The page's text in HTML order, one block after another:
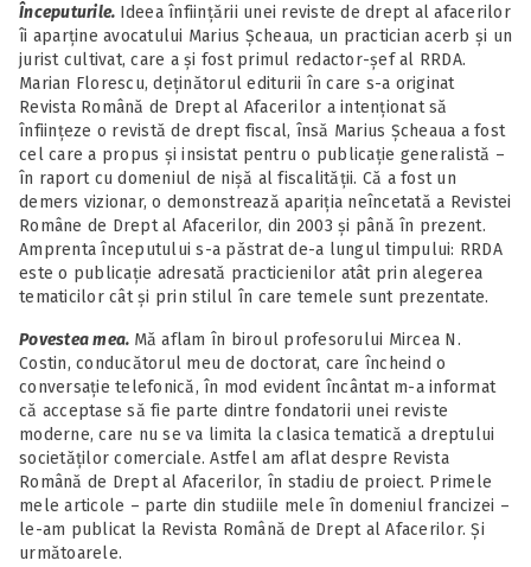
Începuturile. Ideea înființării unei reviste de drept al afacerilor
îi aparține avocatului Marius Șcheaua, un practician acerb și un
jurist cultivat, care a și fost primul redactor-șef al RRDA.
Marian Florescu, deținătorul editurii în care s-a originat
Revista Română de Drept al Afacerilor a intenționat să
înființeze o revistă de drept fiscal, însă Marius Șcheaua a fost
cel care a propus și insistat pentru o publicație generalistă –
în raport cu domeniul de nișă al fiscalității. Că a fost un
demers vizionar, o demonstrează apariția neîncetată a Revistei
Române de Drept al Afacerilor, din 2003 și până în prezent.
Amprenta începutului s-a păstrat de-a lungul timpului: RRDA
este o publicație adresată practicienilor atât prin alegerea
tematicilor cât și prin stilul în care temele sunt prezentate.
Povestea mea. Mă aflam în biroul profesorului Mircea N.
Costin, conducătorul meu de doctorat, care încheind o
conversație telefonică, în mod evident încântat m-a informat
că acceptase să fie parte dintre fondatorii unei reviste
moderne, care nu se va limita la clasica tematică a dreptului
societăților comerciale. Astfel am aflat despre Revista
Română de Drept al Afacerilor, în stadiu de proiect. Primele
mele articole – parte din studiile mele în domeniul francizei –
le-am publicat la Revista Română de Drept al Afacerilor. Și
următoarele.